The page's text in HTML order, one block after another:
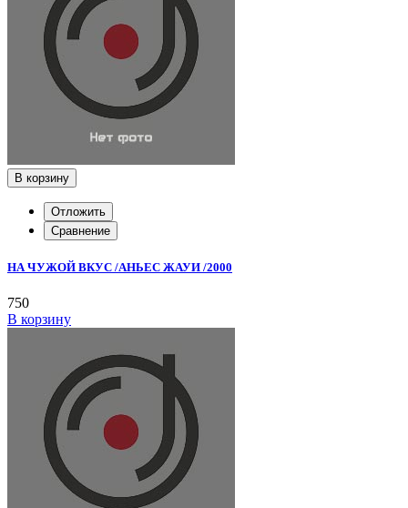
В корзину
Отложить
Сравнение
НА ЧУЖОЙ ВКУС /АНЬЕС ЖАУИ /2000
750
В корзину